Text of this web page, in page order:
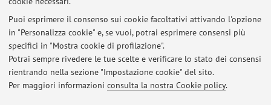
Puoi esprimere il consenso sui cookie facoltativi attivando l'opzione
in "Personalizza cookie" e, se vuoi, potrai esprimere consensi più
specifici in "Mostra cookie di profilazione".
Potrai sempre rivedere le tue scelte e verificare lo stato dei consensi
rientrando nella sezione "Impostazione cookie" del sito.
Per maggiori informazioni consulta la nostra Cookie policy.
Ultimi avvisi
Al momento non sono presenti avvisi.